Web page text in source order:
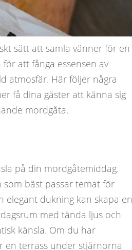
sätt att samla vänner för en
att fånga essensen av
atmosfär. Här följer några
få dina gäster att känna sig
mordgåta.
på din mordgåtemiddag.
bäst passar temat för
elegant dukning kan skapa en
med tända ljus och
känsla. Om du har
en terrass under stjärnorna